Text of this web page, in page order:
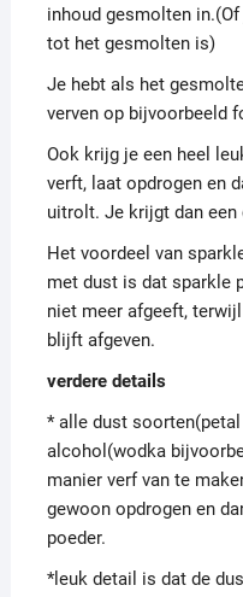
inhoud gesmolten
tot het gesmolten is)
Je hebt als het
verven op bijvoorbeeld
Ook krijg je een heel
verft, laat opdrogen en
uitrolt. Je krijgt dan
Het voordeel van
met dust is dat sparkle
niet meer afgeeft,
blijft afgeven.
verdere details
* alle dust
alcohol(wodka
manier verf van te
gewoon opdrogen en
poeder.
*leuk detail is dat de